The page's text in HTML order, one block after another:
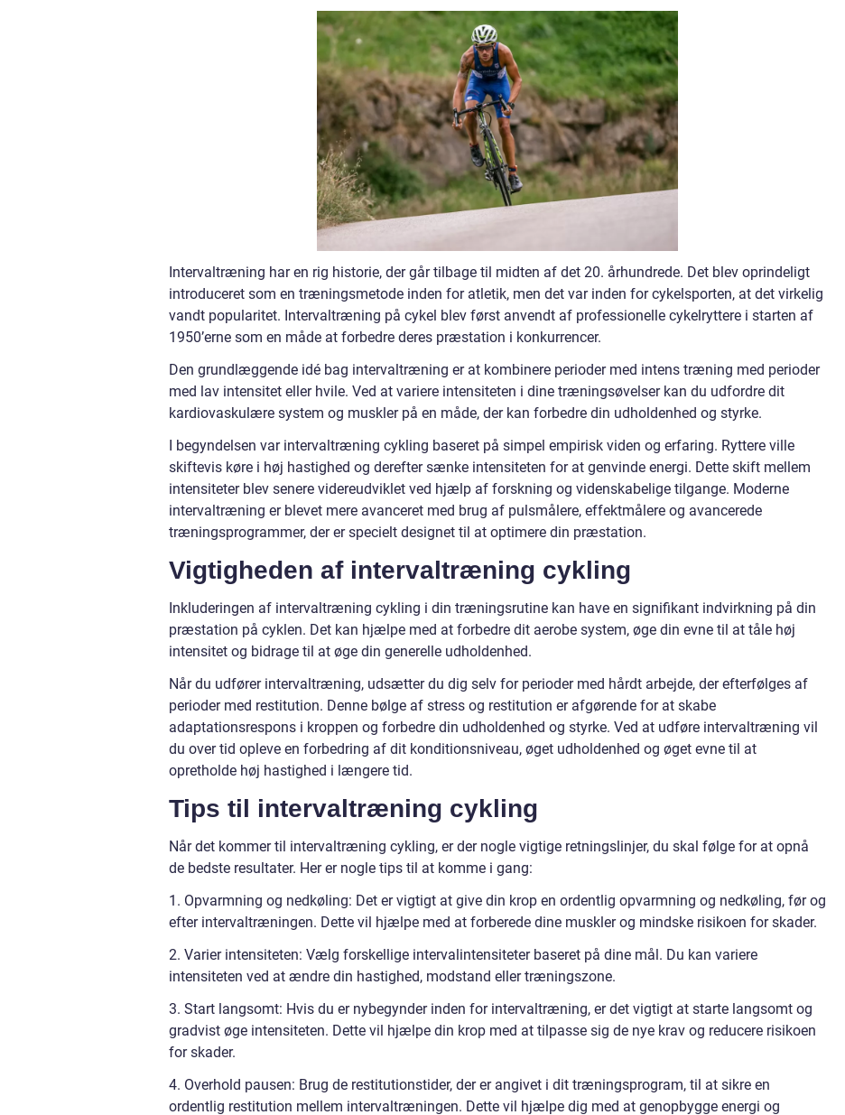
Intervaltræning har en rig historie, der går tilbage til midten af det 20. århundrede. Det blev oprindeligt
introduceret som en træningsmetode inden for atletik, men det var inden for cykelsporten, at det virkelig
vandt popularitet. Intervaltræning på cykel blev først anvendt af professionelle cykelryttere i starten af
1950’erne som en måde at forbedre deres præstation i konkurrencer.
Den grundlæggende idé bag intervaltræning er at kombinere perioder med intens træning med perioder
med lav intensitet eller hvile. Ved at variere intensiteten i dine træningsøvelser kan du udfordre dit
kardiovaskulære system og muskler på en måde, der kan forbedre din udholdenhed og styrke.
I begyndelsen var intervaltræning cykling baseret på simpel empirisk viden og erfaring. Ryttere ville
skiftevis køre i høj hastighed og derefter sænke intensiteten for at genvinde energi. Dette skift mellem
intensiteter blev senere videreudviklet ved hjælp af forskning og videnskabelige tilgange. Moderne
intervaltræning er blevet mere avanceret med brug af pulsmålere, effektmålere og avancerede
træningsprogrammer, der er specielt designet til at optimere din præstation.
Vigtigheden af intervaltræning cykling
Inkluderingen af intervaltræning cykling i din træningsrutine kan have en signifikant indvirkning på din
præstation på cyklen. Det kan hjælpe med at forbedre dit aerobe system, øge din evne til at tåle høj
intensitet og bidrage til at øge din generelle udholdenhed.
Når du udfører intervaltræning, udsætter du dig selv for perioder med hårdt arbejde, der efterfølges af
perioder med restitution. Denne bølge af stress og restitution er afgørende for at skabe
adaptationsrespons i kroppen og forbedre din udholdenhed og styrke. Ved at udføre intervaltræning vil
du over tid opleve en forbedring af dit konditionsniveau, øget udholdenhed og øget evne til at
opretholde høj hastighed i længere tid.
Tips til intervaltræning cykling
Når det kommer til intervaltræning cykling, er der nogle vigtige retningslinjer, du skal følge for at opnå
de bedste resultater. Her er nogle tips til at komme i gang:
1. Opvarmning og nedkøling: Det er vigtigt at give din krop en ordentlig opvarmning og nedkøling, før og
efter intervaltræningen. Dette vil hjælpe med at forberede dine muskler og mindske risikoen for skader.
2. Varier intensiteten: Vælg forskellige intervalintensiteter baseret på dine mål. Du kan variere
intensiteten ved at ændre din hastighed, modstand eller træningszone.
3. Start langsomt: Hvis du er nybegynder inden for intervaltræning, er det vigtigt at starte langsomt og
gradvist øge intensiteten. Dette vil hjælpe din krop med at tilpasse sig de nye krav og reducere risikoen
for skader.
4. Overhold pausen: Brug de restitutionstider, der er angivet i dit træningsprogram, til at sikre en
ordentlig restitution mellem intervaltræningen. Dette vil hjælpe dig med at genopbygge energi og